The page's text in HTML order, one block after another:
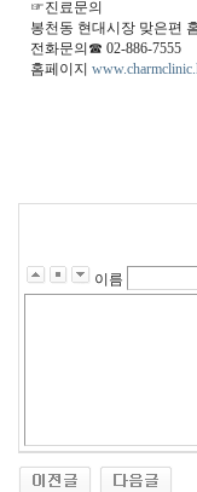
☞진료문의
봉천동 현대시장 맞은편
전화문의☎ 02-886-7555
홈페이지
이름